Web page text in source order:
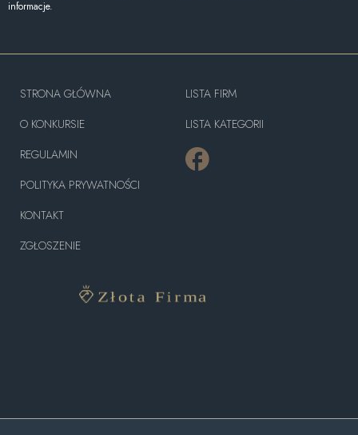
informacje.
STRONA GŁÓWNA
O KONKURSIE
REGULAMIN
POLITYKA PRYWATNOŚCI
KONTAKT
ZGŁOSZENIE
LISTA FIRM
LISTA KATEGORII